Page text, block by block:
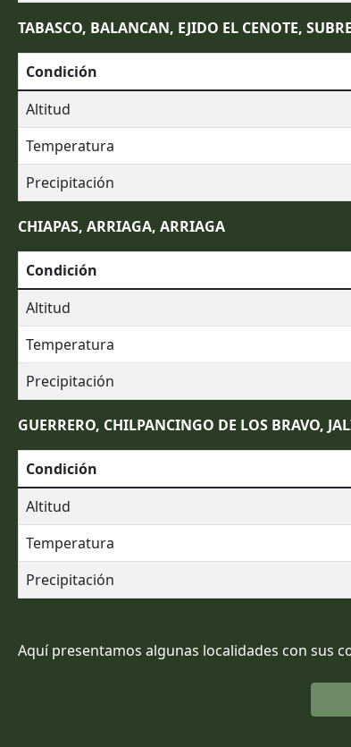
TABASCO, BALANCAN, EJIDO EL CENOTE,
Condición
Altitud
Temperatura
Precipitación
CHIAPAS, ARRIAGA, ARRIAGA
Condición
Altitud
Temperatura
Precipitación
GUERRERO, CHILPANCINGO DE LOS BRAVO,
Condición
Altitud
Temperatura
Precipitación
Aquí presentamos algunas localidades con sus